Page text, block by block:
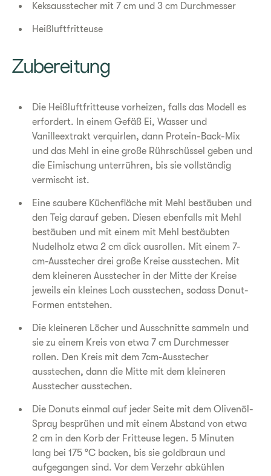
Keksausstecher mit 7 cm und 3 cm Durchmesser
Heißluftfritteuse
​Zubereitung
Die Heißluftfritteuse vorheizen, falls das Modell es
erfordert. In einem Gefäß Ei, Wasser und
Vanilleextrakt verquirlen, dann Protein-Back-Mix
und das Mehl in eine große Rührschüssel geben und
die Eimischung unterrühren, bis sie vollständig
vermischt ist.
Eine saubere Küchenfläche mit Mehl bestäuben und
den Teig darauf geben. Diesen ebenfalls mit Mehl
bestäuben und mit einem mit Mehl bestäubten
Nudelholz etwa 2 cm dick ausrollen. Mit einem 7-
cm-Ausstecher drei große Kreise ausstechen. Mit
dem kleineren Ausstecher in der Mitte der Kreise
jeweils ein kleines Loch ausstechen, sodass Donut-
Formen entstehen.
Die kleineren Löcher und Ausschnitte sammeln und
sie zu einem Kreis von etwa 7 cm Durchmesser
rollen. Den Kreis mit dem 7cm-Ausstecher
ausstechen, dann die Mitte mit dem kleineren
Ausstecher ausstechen.
Die Donuts einmal auf jeder Seite mit dem Olivenöl-
Spray besprühen und mit einem Abstand von etwa
2 cm in den Korb der Fritteuse legen. 5 Minuten
lang bei 175 °C backen, bis sie goldbraun und
aufgegangen sind. Vor dem Verzehr abkühlen